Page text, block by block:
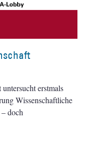
erstmals
Wissenschaftliche
doch